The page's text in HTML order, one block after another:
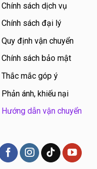
Chính sách dịch vụ
Chính sách đại lý
Quy định vận chuyển
Chính sách bảo mật
Thắc mắc góp ý
Phản ánh, khiếu nại
Hướng dẫn vận chuyển